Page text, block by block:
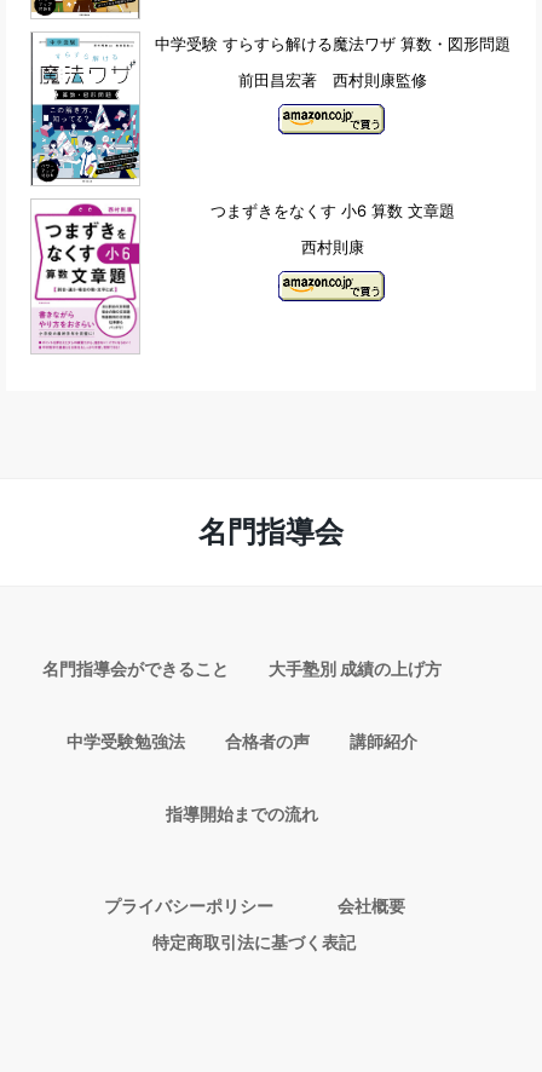
中学受験 すらすら解ける魔法ワザ 算数・図形問題
前田昌宏著 西村則康監修
つまずきをなくす 小6 算数 文章題
西村則康
名門指導会
名門指導会ができること 大手塾別 成績の上げ方
中学受験勉強法 合格者の声 講師紹介
指導開始までの流れ
プライバシーポリシー
会社概要
特定商取引法に基づく表記